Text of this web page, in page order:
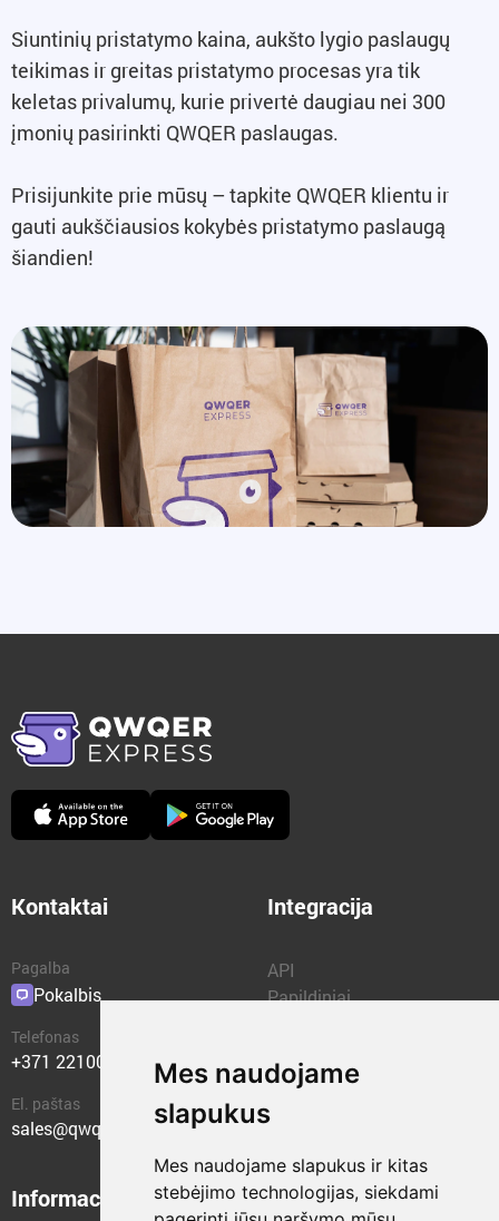
Mes naudojame
slapukus
Mes naudojame slapukus ir kitas
stebėjimo technologijas, siekdami
Siuntinių pristatymo kaina, aukšto lygio paslaugų
teikimas ir greitas pristatymo procesas yra tik
keletas privalumų, kurie privertė daugiau nei 300
įmonių pasirinkti QWQER paslaugas.
Prisijunkite prie mūsų – tapkite QWQER klientu ir
gauti aukščiausios kokybės pristatymo paslaugą
šiandien!
Kontaktai
Pagalba
Pokalbis
Telefonas
+371 22100400
El. paštas
sales@qwqer.eu
Integracija
API
Papildiniai
Informacija Struktūriniai vienetai